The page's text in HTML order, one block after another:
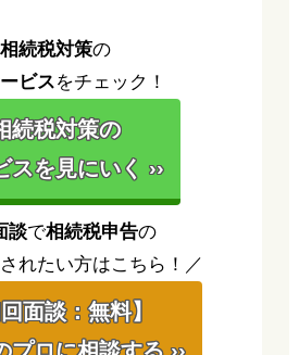
相続税対策の
ビスをチェック！
続税対策の
スを見にいく ››
談で相続税申告の
れたい方はこちら！／
回面談：無料】